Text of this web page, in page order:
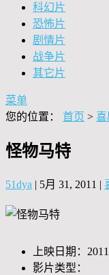
科幻片
恐怖片
剧情片
战争片
其它片
菜单
您的位置： 首页 > 喜
怪物马特
51dya | 5月 31, 2011 |
上映日期：
影片类型：